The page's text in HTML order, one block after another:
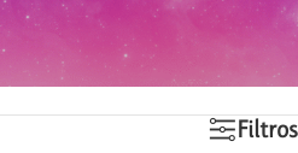
365 Sorrisos Menino”
Filtros